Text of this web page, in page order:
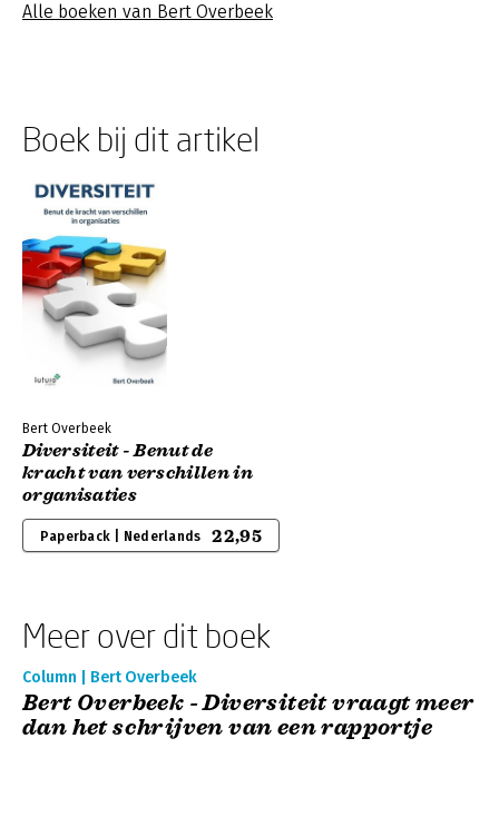
Alle boeken van Bert Overbeek
Boek bij dit artikel
Bert Overbeek
Diversiteit - Benut de
kracht van verschillen in
organisaties
Paperback | Nederlands 22,95
Meer over dit boek
Column | Bert Overbeek
Bert Overbeek - Diversiteit vraagt meer
dan het schrijven van een rapportje